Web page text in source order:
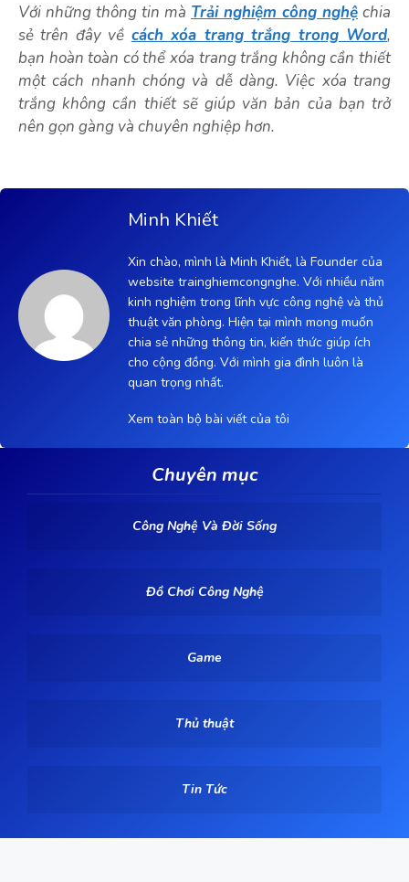
Với những thông tin mà Trải nghiệm công nghệ chia
sẻ trên đây về cách xóa trang trắng trong Word,
bạn hoàn toàn có thể xóa trang trắng không cần thiết
một cách nhanh chóng và dễ dàng. Việc xóa trang
trắng không cần thiết sẽ giúp văn bản của bạn trở
nên gọn gàng và chuyên nghiệp hơn.
Minh Khiết
Xin chào, mình là Minh Khiết, là Founder của
website trainghiemcongnghe. Với nhiều năm
kinh nghiệm trong lĩnh vực công nghệ và thủ
thuật văn phòng. Hiện tại mình mong muốn
chia sẻ những thông tin, kiến thức giúp ích
cho cộng đồng. Với mình gia đình luôn là
quan trọng nhất.
Xem toàn bộ bài viết của tôi
Chuyên mục
Công Nghệ Và Đời Sống
Đồ Chơi Công Nghệ
Game
Thủ thuật
Tin Tức